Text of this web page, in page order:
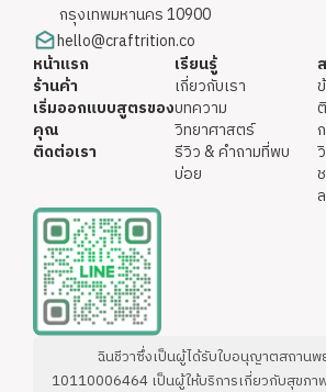
กรุงเทพมหานคร 10900
hello@craftrition.co
หน้าแรก
ร้านค้า
เริ่มออกแบบสูตรของ
คุณ
ติดต่อเรา
เรียนรู้
เกี่ยวกับเรา
บทความ
วิทยาศาสตร์
รีวิว & คำถามที่พบ
บ่อย
ฉินชีวาซึ่งเป็นผู้ได้รับใบอนุญาตสถานพ
10110006464 เป็นผู้ให้บริการเกี่ยวกับสุขภา